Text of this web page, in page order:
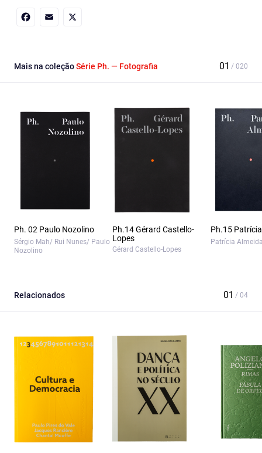
Mais na coleçãoSérie Ph. — Fotografia
Ph. 02 Paulo Nozolino
Sérgio Mah/ Rui Nunes/ Paulo
Nozolino
Ph.14 Gérard Castello-
Lopes
Gérard Castello-Lopes
Ph.15
Patrícia
Relacionados